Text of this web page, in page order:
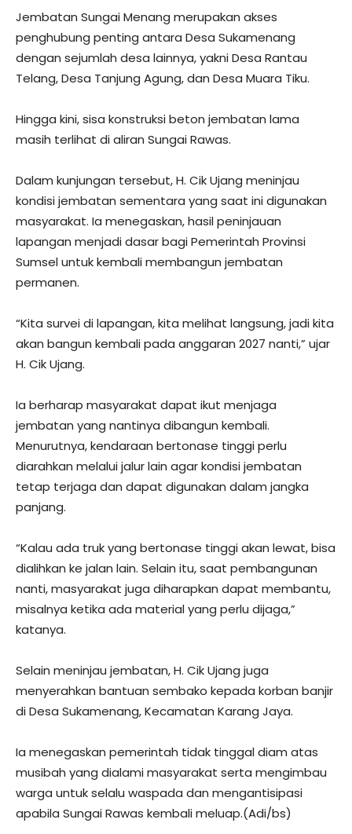
Jembatan Sungai Menang merupakan akses
penghubung penting antara Desa Sukamenang
dengan sejumlah desa lainnya, yakni Desa Rantau
Telang, Desa Tanjung Agung, dan Desa Muara Tiku.
Hingga kini, sisa konstruksi beton jembatan lama
masih terlihat di aliran Sungai Rawas.
Dalam kunjungan tersebut, H. Cik Ujang meninjau
kondisi jembatan sementara yang saat ini digunakan
masyarakat. Ia menegaskan, hasil peninjauan
lapangan menjadi dasar bagi Pemerintah Provinsi
Sumsel untuk kembali membangun jembatan
permanen.
“Kita survei di lapangan, kita melihat langsung, jadi kita
akan bangun kembali pada anggaran 2027 nanti,” ujar
H. Cik Ujang.
Ia berharap masyarakat dapat ikut menjaga
jembatan yang nantinya dibangun kembali.
Menurutnya, kendaraan bertonase tinggi perlu
diarahkan melalui jalur lain agar kondisi jembatan
tetap terjaga dan dapat digunakan dalam jangka
panjang.
“Kalau ada truk yang bertonase tinggi akan lewat, bisa
dialihkan ke jalan lain. Selain itu, saat pembangunan
nanti, masyarakat juga diharapkan dapat membantu,
misalnya ketika ada material yang perlu dijaga,”
katanya.
Selain meninjau jembatan, H. Cik Ujang juga
menyerahkan bantuan sembako kepada korban banjir
di Desa Sukamenang, Kecamatan Karang Jaya.
Ia menegaskan pemerintah tidak tinggal diam atas
musibah yang dialami masyarakat serta mengimbau
warga untuk selalu waspada dan mengantisipasi
apabila Sungai Rawas kembali meluap.(Adi/bs)